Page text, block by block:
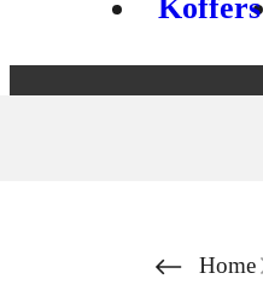
Koffers
Home